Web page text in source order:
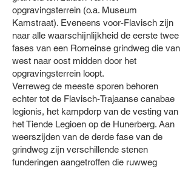
opgravingsterrein (o.a. Museum
Kamstraat). Eveneens voor-Flavisch zijn
naar alle waarschijnlijkheid de eerste twee
fases van een Romeinse grindweg die van
west naar oost midden door het
opgravingsterrein loopt.
Verreweg de meeste sporen behoren
echter tot de Flavisch-Trajaanse canabae
legionis, het kampdorp van de vesting van
het Tiende Legioen op de Hunerberg. Aan
weerszijden van de derde fase van de
grindweg zijn verschillende stenen
funderingen aangetroffen die ruwweg